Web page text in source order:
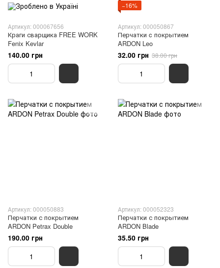
Артикул: 000067656
Краги сварщика FREE WORK
Fenix Kevlar
140.00 грн
−16%
Артикул: 000050867
Перчатки c покрытием
ARDON Leo
32.00 грн 38.00 грн
Артикул: 000050883
Перчатки с покрытием
ARDON Petrax Double
190.00 грн
Артикул: 000052323
Перчатки с покрытием
ARDON Blade
35.50 грн